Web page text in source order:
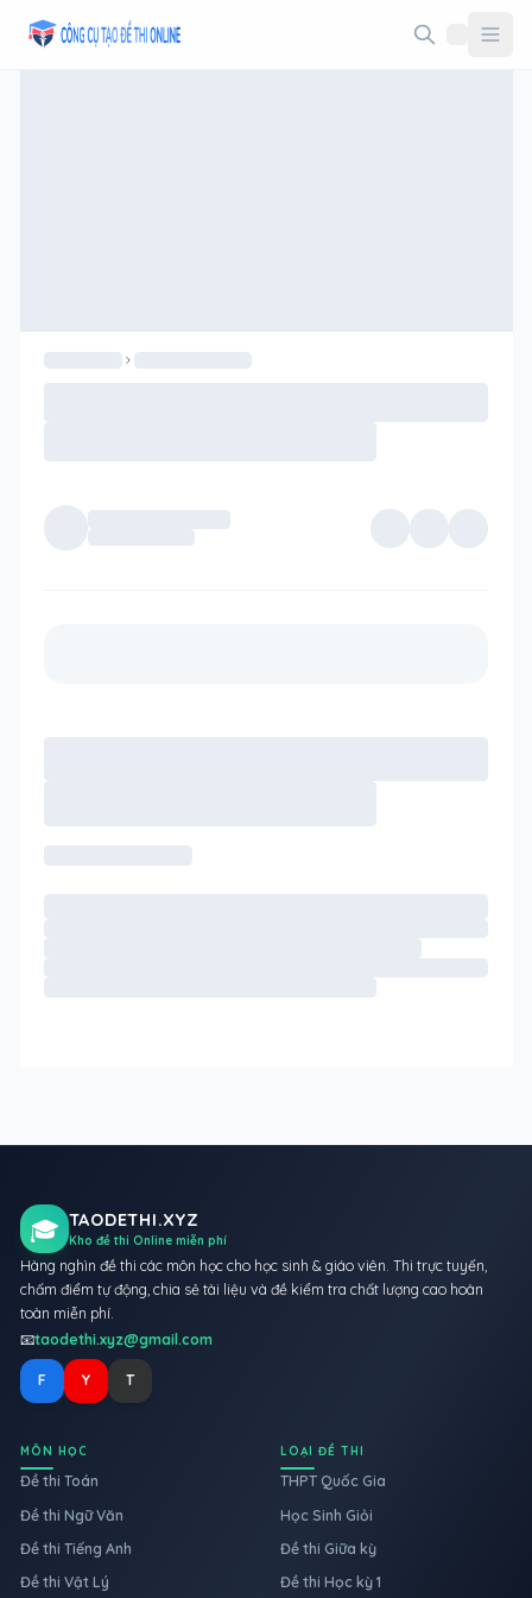
🎓 TAODETHI.XYZ
Kho đề thi Online miễn phí
Hàng nghìn đề thi các môn học cho học sinh & giáo viên. Thi trực tuyến,
chấm điểm tự động, chia sẻ tài liệu và đề kiểm tra chất lượng cao hoàn
toàn miễn phí.
📧taodethi.xyz@gmail.com
F Y T
MÔN HỌC
Đề thi Toán
Đề thi Ngữ Văn
Đề thi Tiếng Anh
Đề thi Vật Lý
LOẠI ĐỀ THI
THPT Quốc Gia
Học Sinh Giỏi
Đề thi Giữa kỳ
Đề thi Học kỳ 1